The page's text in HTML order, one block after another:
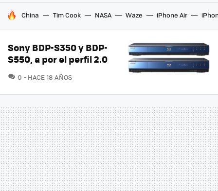
HOY SE HABLA DE
China Tim Cook NASA Waze iPhone Air
Sony BDP-S350 y BDP-
S550, a por el perfil 2.0
0 COMENTARIOS
HACE 18 AÑOS